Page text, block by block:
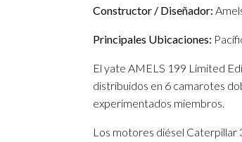
Constructor / Diseñador:
Principales Ubicaciones:
El yate AMELS 199 Limited
distribuidos en 6 camarotes
experimentados miembros.
Los motores diésel Caterpillar